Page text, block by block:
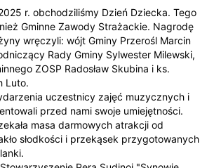
r. obchodziliśmy Dzień Dziecka. Tego
Gminne Zawody Strażackie. Nagrodę
wręczyli: wójt Gminy Przerośl Marcin
Rady Gminy Sylwester Milewski,
ZOSP Radosław Skubina i ks.
Luto.
uczestnicy zajęć muzycznych i
przed nami swoje umiejętności.
masa darmowych atrakcji od
słodkości i przekąsek przygotowanych